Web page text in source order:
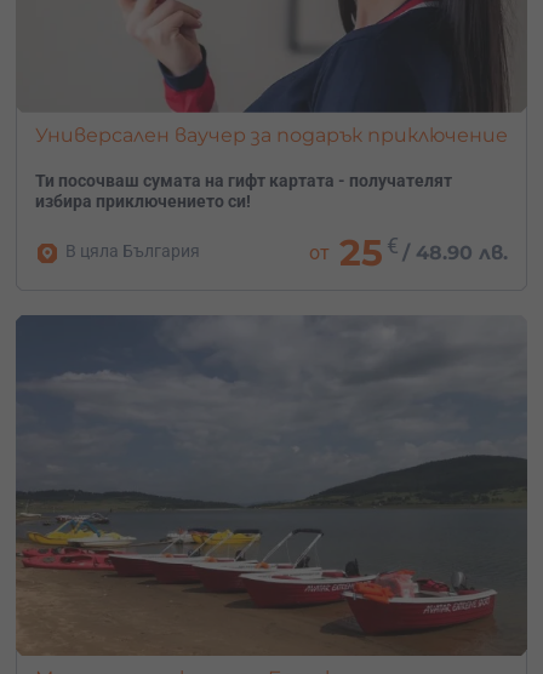
Универсален ваучер за подарък приключение
Ти посочваш сумата на гифт картата - получателят
избира приключението си!
В цяла България от 25 € /48.90 лв.